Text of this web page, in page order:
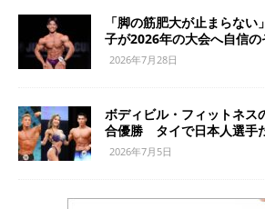
「脚の筋肥大が止まらな
子が2026年の大会へ自信の
2026年7月28日
ボディビル・フィットネス
合優勝 タイで日本人選手
2026年7月5日